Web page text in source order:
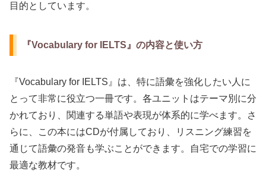
目的としています。
『Vocabulary for IELTS』の内容と使い方
『Vocabulary for IELTS』は、特に語彙を強化したい人に
とって非常に役立つ一冊です。各ユニットはテーマ別に分
かれており、関連する単語や表現が体系的に学べます。さ
らに、この本にはCDが付属しており、リスニング練習を
通じて語彙の発音も学ぶことができます。自宅での学習に
最適な教材です。